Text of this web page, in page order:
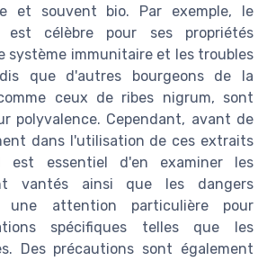
et souvent bio. Par exemple, le
est célèbre pour ses propriétés
système immunitaire et les troubles
que d'autres bourgeons de la
ceux de ribes nigrum, sont
polyvalence. Cependant, avant de
dans l'utilisation de ces extraits
est essentiel d'en examiner les
vantés ainsi que les dangers
une attention particulière pour
spécifiques telles que les
Des précautions sont également